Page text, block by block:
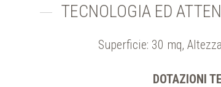
TECNOLOGIA ED
Superficie: 30 mq,
DOTAZIONI